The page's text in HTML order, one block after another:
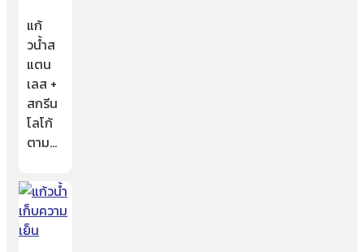
แก้
วน้ำส
แตน
เลส +
สกรีน
โลโก้
ตาม…